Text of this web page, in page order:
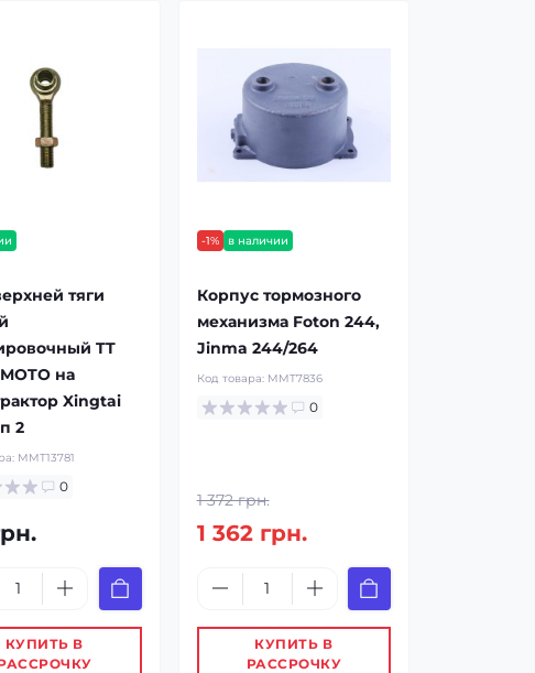
тяги
TT
на
Xingtai
2
MMT13781
0
КУПИТЬ В
-1% в наличии
Корпус тормозного
механизма Foton 244,
Jinma 244/264
Код товара: MMT7836
0
1 372 грн.
1 362 грн.
КУПИТЬ В
РАССРОЧКУ